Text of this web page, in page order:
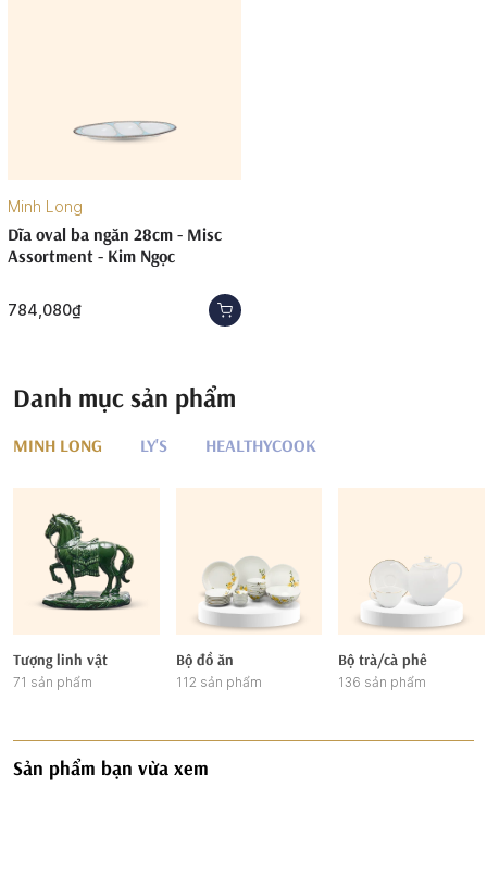
Minh Long
Dĩa oval ba ngăn 28cm - Misc
Assortment - Kim Ngọc
784,080₫
Danh mục sản phẩm
MINH LONG LY'S HEALTHYCOOK
Tượng linh vật
71 sản phẩm
Bộ đồ ăn
112 sản phẩm
Bộ trà/cà phê
136 sản phẩm
Sản phẩm bạn vừa xem